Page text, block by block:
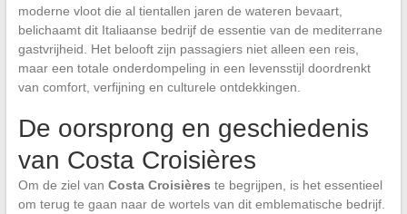
moderne vloot die al tientallen jaren de wateren bevaart,
belichaamt dit Italiaanse bedrijf de essentie van de mediterrane
gastvrijheid. Het belooft zijn passagiers niet alleen een reis,
maar een totale onderdompeling in een levensstijl doordrenkt
van comfort, verfijning en culturele ontdekkingen.
De oorsprong en geschiedenis
van Costa Croisières
Om de ziel van Costa Croisières te begrijpen, is het essentieel
om terug te gaan naar de wortels van dit emblematische bedrijf.